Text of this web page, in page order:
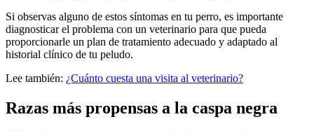
Si observas alguno de estos síntomas en tu perro, es importante
diagnosticar el problema con un veterinario para que pueda
proporcionarle un plan de tratamiento adecuado y adaptado al
historial clínico de tu peludo.
Lee también: ¿Cuánto cuesta una visita al veterinario?
Razas más propensas a la caspa negra